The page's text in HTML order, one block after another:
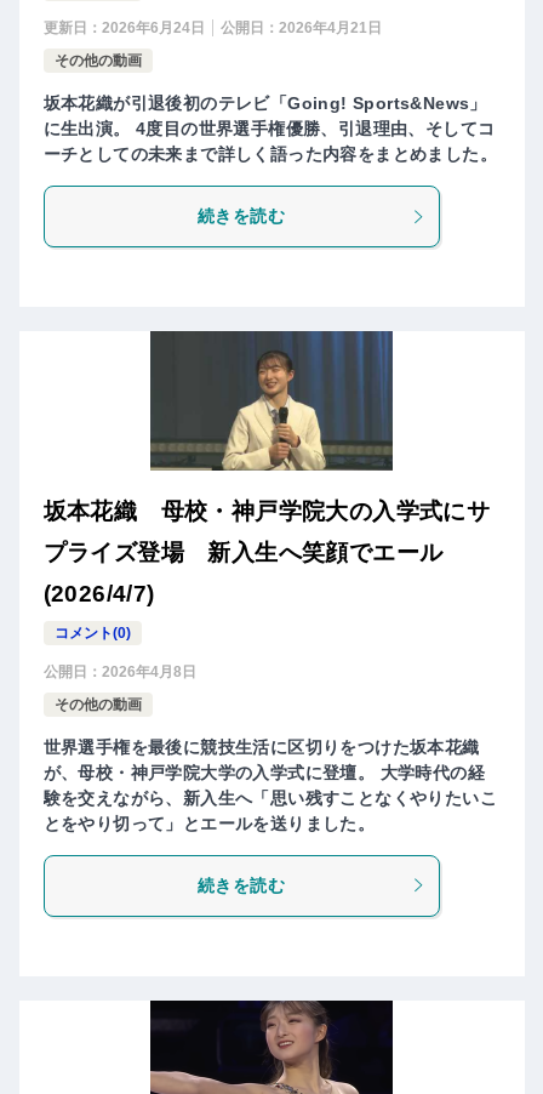
更新日： 2026年6月24日 公開日： 2026年4月21日
その他の動画
坂本花織が引退後初のテレビ「Going! Sports&News」
に生出演。 4度目の世界選手権優勝、引退理由、そしてコ
ーチとしての未来まで詳しく語った内容をまとめました。
続きを読む
坂本花織 母校・神戸学院大の入学式にサ
プライズ登場 新入生へ笑顔でエール
(2026/4/7)
コメント(0)
公開日： 2026年4月8日
その他の動画
世界選手権を最後に競技生活に区切りをつけた坂本花織
が、母校・神戸学院大学の入学式に登壇。 大学時代の経
験を交えながら、新入生へ「思い残すことなくやりたいこ
とをやり切って」とエールを送りました。
続きを読む